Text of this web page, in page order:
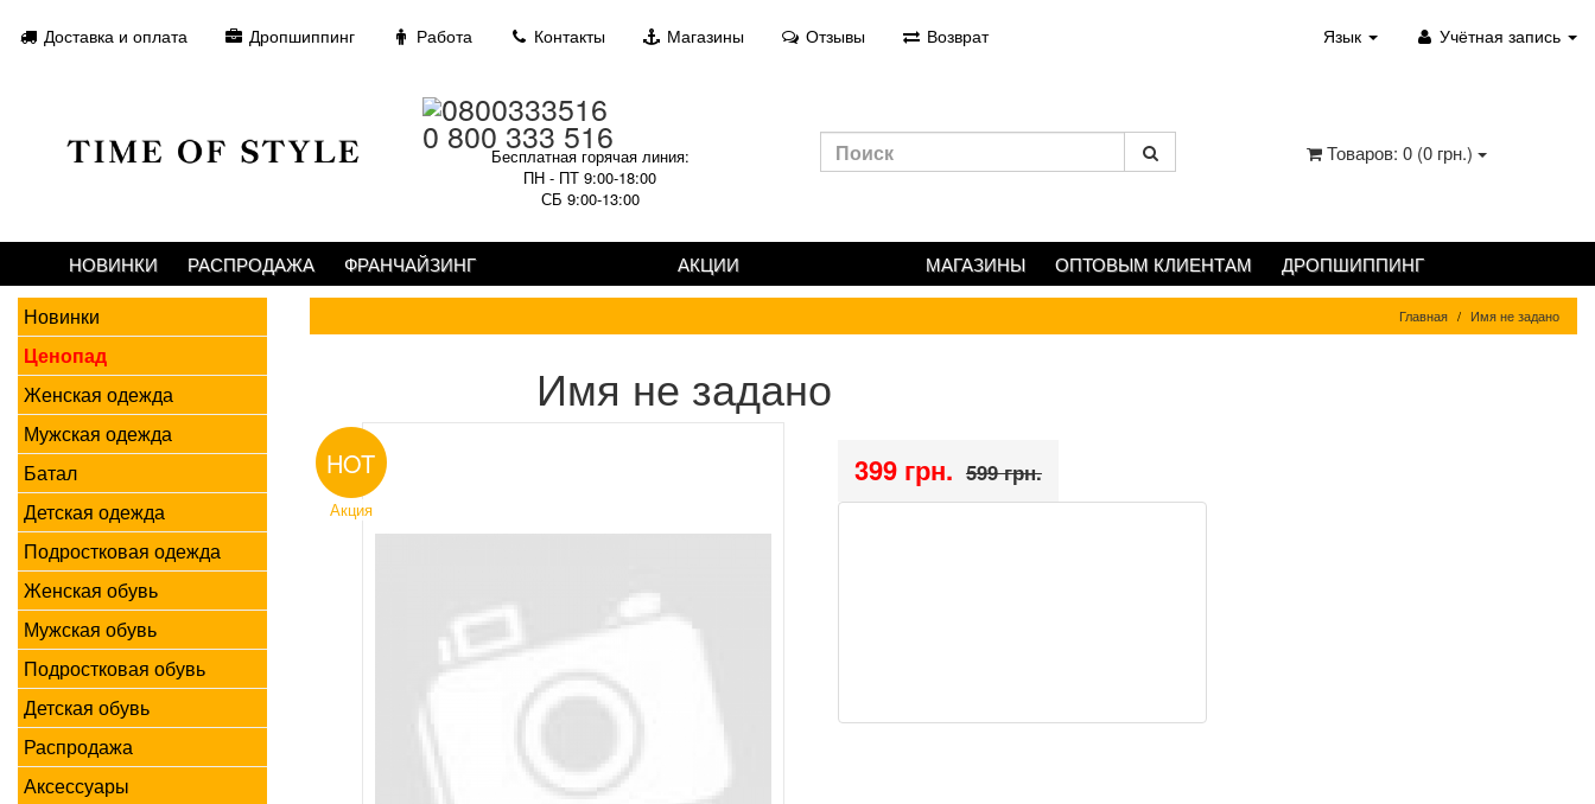
Доставка и оплата Дропшиппинг Работа Контакты Магазины Отзывы Возврат Язык Учётная запись
0 800 333 516
Бесплатная горячая линия:
ПН - ПТ 9:00-18:00
СБ 9:00-13:00
Товаров: 0 (0 грн.)
НОВИНКИ РАСПРОДАЖА ФРАНЧАЙЗИНГ АКЦИИ МАГАЗИНЫ ОПТОВЫМ КЛИЕНТАМ ДРОПШИППИНГ
Новинки
Ценопад
Женская одежда
Мужская одежда
Батал
Детская одежда
Подростковая одежда
Женская обувь
Мужская обувь
Подростковая обувь
Детская обувь
Распродажа
Аксессуары
Главная Имя не задано
Имя не задано
HOT
Акция
399 грн. 599 грн.